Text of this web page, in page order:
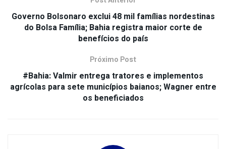
Governo Bolsonaro exclui 48 mil famílias nordestinas
do Bolsa Família; Bahia registra maior corte de
benefícios do país
Próximo Post
#Bahia: Valmir entrega tratores e implementos
agrícolas para sete municípios baianos; Wagner entre
os beneficiados